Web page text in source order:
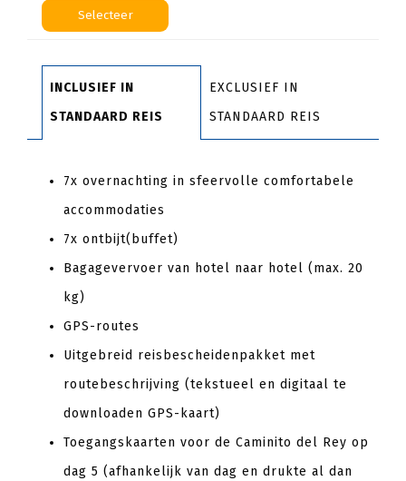
Selecteer
INCLUSIEF IN
STANDAARD REIS
EXCLUSIEF IN
STANDAARD REIS
7x overnachting in sfeervolle comfortabele
accommodaties
7x ontbijt(buffet)
Bagagevervoer van hotel naar hotel (max. 20
kg)
GPS-routes
Uitgebreid reisbescheidenpakket met
routebeschrijving (tekstueel en digitaal te
downloaden GPS-kaart)
Toegangskaarten voor de Caminito del Rey op
dag 5 (afhankelijk van dag en drukte al dan